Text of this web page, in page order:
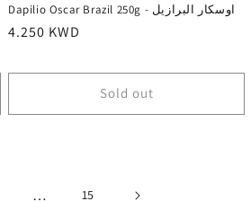
Dapilio Oscar Brazil 250g - اوسكار البرازيل
Regular
4.250 KWD
Sold out
… 15